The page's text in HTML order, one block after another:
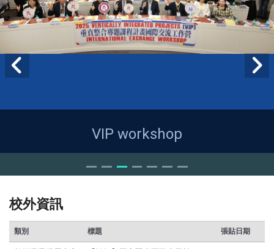
VIP workshop
校外資訊
類別 標題 張貼日期